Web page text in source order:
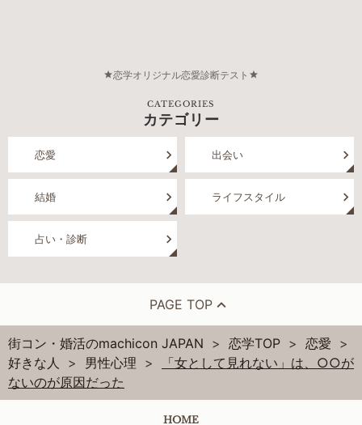
恋学オリジナル恋愛診断テスト
CATEGORIES
カテゴリー
恋愛 出会い
結婚 ライフスタイル
占い・診断
PAGE TOP
街コン・婚活のmachicon JAPAN 恋学TOP
恋愛
好きな人
男性心理
「女として見れない」は、○○が
ないのが原因だった
HOME